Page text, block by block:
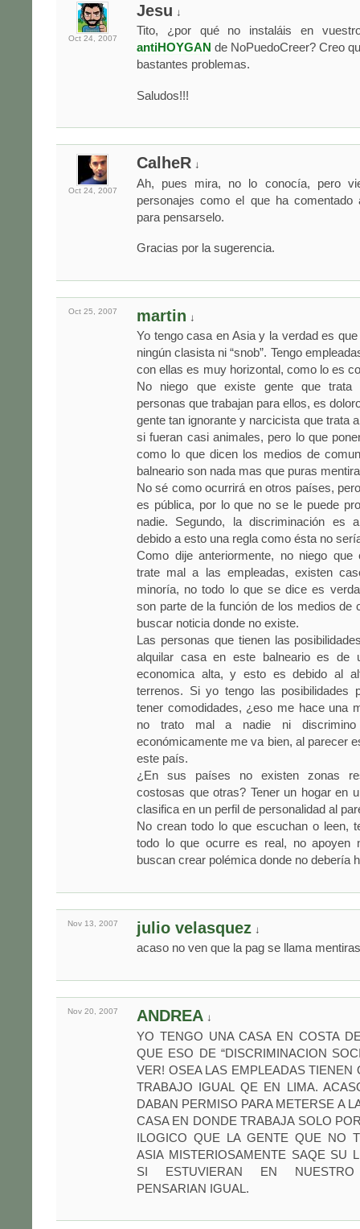
Oct 24, 2007
Jesu ↓
Tito, ¿por qué no instaláis en
antiHOYGAN de NoPuedoCreer? Creo
bastantes problemas.
Saludos!!!
Oct 24, 2007
CalheR ↓
Ah, pues mira, no lo conocía, pero
personajes como el que ha
para pensarselo.
Gracias por la sugerencia.
Oct 25, 2007 martin ↓
Yo tengo casa en Asia y la verdad es
ningún clasista ni “snob”. Tengo
con ellas es muy horizontal, como lo es
No niego que existe gente que
personas que trabajan para ellos, es
gente tan ignorante y narcicista que trata
si fueran casi animales, pero lo que
como lo que dicen los medios de
balneario son nada mas que puras
No sé como ocurrirá en otros países,
es pública, por lo que no se le puede
nadie. Segundo, la discriminación es
debido a esto una regla como ésta no
Como dije anteriormente, no niego que
trate mal a las empleadas, existen
minoría, no todo lo que se dice es
son parte de la función de los medios de
buscar noticia donde no existe.
Las personas que tienen las
alquilar casa en este balneario es de
economica alta, y esto es debido al
terrenos. Si yo tengo las posibilidades
tener comodidades, ¿eso me hace una
no trato mal a nadie ni
económicamente me va bien, al parecer
este país.
¿En sus países no existen zonas
costosas que otras? Tener un hogar en
clasifica en un perfil de personalidad al
No crean todo lo que escuchan o leen,
todo lo que ocurre es real, no apoyen
buscan crear polémica donde no debería
Nov 13, 2007 julio velasquez ↓
acaso no ven que la pag se llama
Nov 20, 2007 ANDREA ↓
YO TENGO UNA CASA EN COSTA
QUE ESO DE “DISCRIMINACION
VER! OSEA LAS EMPLEADAS TIENEN
TRABAJO IGUAL QE EN LIMA.
DABAN PERMISO PARA METERSE A
CASA EN DONDE TRABAJA SOLO
ILOGICO QUE LA GENTE QUE NO
ASIA MISTERIOSAMENTE SAQE SU
SI ESTUVIERAN EN
PENSARIAN IGUAL.